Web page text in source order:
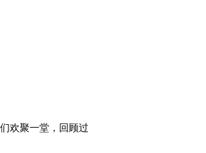
欢聚一堂，回顾过